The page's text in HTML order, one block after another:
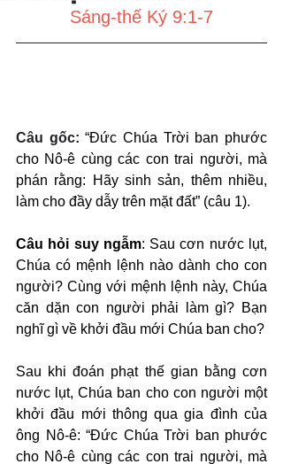
Sáng-thế Ký 9:1-7
Câu gốc: “Đức Chúa Trời ban phước
cho Nô-ê cùng các con trai người, mà
phán rằng: Hãy sinh sản, thêm nhiều,
làm cho đầy dẫy trên mặt đất” (câu 1).
Câu hỏi suy ngẫm: Sau cơn nước lụt,
Chúa có mệnh lệnh nào dành cho con
người? Cùng với mệnh lệnh này, Chúa
căn dặn con người phải làm gì? Bạn
nghĩ gì về khởi đầu mới Chúa ban cho?
Sau khi đoán phạt thế gian bằng cơn
nước lụt, Chúa ban cho con người một
khởi đầu mới thông qua gia đình của
ông Nô-ê: “Đức Chúa Trời ban phước
cho Nô-ê cùng các con trai người, mà